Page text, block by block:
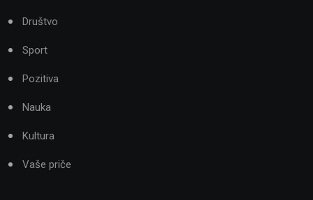
Društvo
Sport
Pozitiva
Nauka
Kultura
Vaše priče